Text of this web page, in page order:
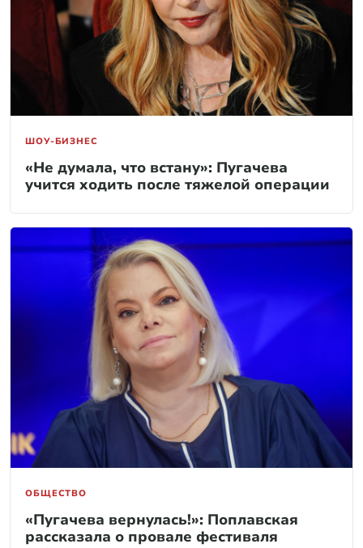
ШОУ-БИЗНЕС
«Не думала, что встану»: Пугачева
учится ходить после тяжелой операции
ОБЩЕСТВО
«Пугачева вернулась!»: Поплавская
рассказала о провале фестиваля